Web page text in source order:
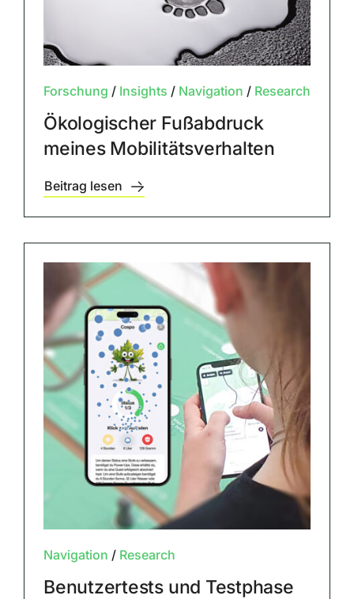
Forschung / Insights / Navigation / Research
Ökologischer Fußabdruck
meines Mobilitätsverhalten
Beitrag lesen
Navigation / Research
Benutzertests und Testphase